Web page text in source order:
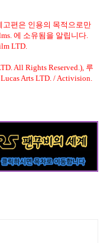
편은 인용의 목적으로만
에 소유됨을 알립니다.
LTD.
All Rights Reserved.), 루
Arts LTD. / Activision.